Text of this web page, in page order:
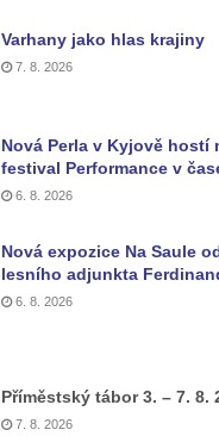
Varhany jako hlas krajiny
7. 8. 2026
Nová Perla v Kyjově hostí
festival Performance v
6. 8. 2026
Nová expozice Na Saule
lesního adjunkta
6. 8. 2026
Příměstský tábor 3. – 7. 8.
7. 8. 2026